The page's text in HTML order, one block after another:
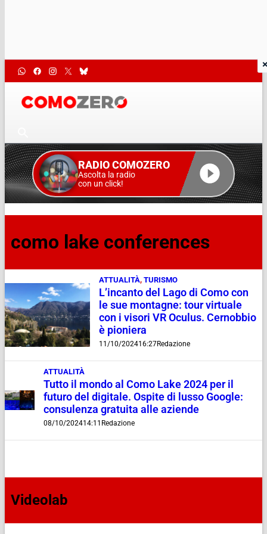
RADIO COMOZERO
Ascolta la radio
con un click!
como lake conferences
ATTUALITÀ, TURISMO
L’incanto del Lago di Como con
le sue montagne: tour virtuale
con i visori VR Oculus. Cernobbio
è pioniera
11/10/202416:27Redazione
ATTUALITÀ
Tutto il mondo al Como Lake 2024 per il
futuro del digitale. Ospite di lusso Google:
consulenza gratuita alle aziende
08/10/202414:11 Redazione
Videolab